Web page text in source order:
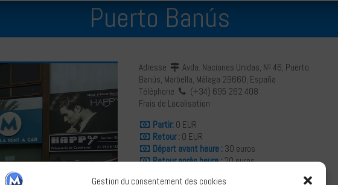
Gestion du consentement des cookies
Puerto Banús
Adresse
Avda. Naciones Unidas, Nº 46, Puerto
Banús, Marbella, Málaga 29660, España
Téléphone
(+34) 695 262 408
Frais de Localisation
Partir: 0 EUR
Retour : 0 EUR
Départ avant heure : 30 euros
Retour après heure :20 euros